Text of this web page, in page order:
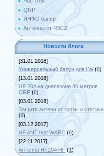
QRP
ИНФО банер
Антенны от R9CZ
Новости блога
[31.01.2018]
Универсальный балун для LW (0)
[13.01.2018]
HF 20A на диапазоне 80 метров
QRP (0)
[03.01.2018]
Защита антенн от грозы и статики
(0)
[03.12.2017]
HF ANT test WARC (0)
[22.11.2017]
Антенна HF20A HF (1)